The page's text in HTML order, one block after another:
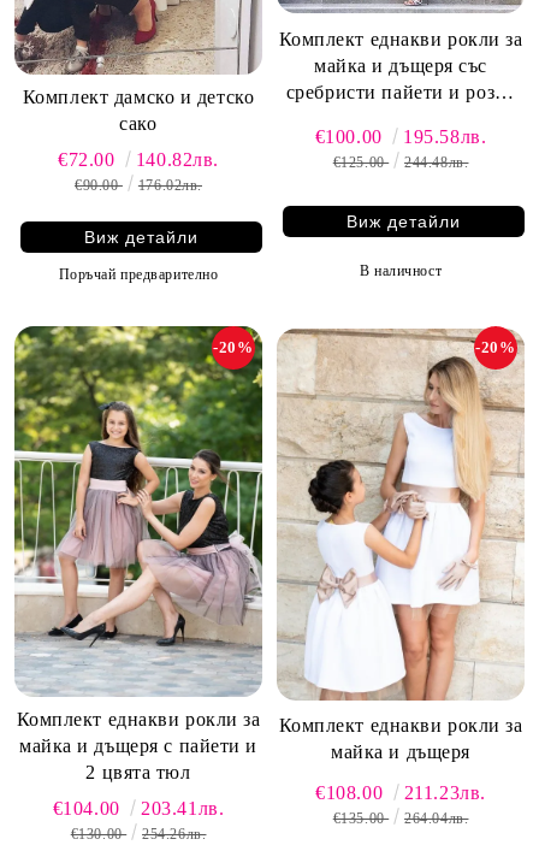
Комплект дамско и детско
сако
€72.00 140.82лв.
€90.00 176.02лв.
Виж детайли
Поръчай предварително
Комплект еднакви рокли за
майка и дъщеря със
сребристи пайети и розов
€100.00 195.58лв.
€125.00 244.48лв.
Виж детайли
В наличност
Комплект еднакви рокли за
майка и дъщеря с пайети и
2 цвята тюл
-20%
€104.00 203.41лв.
€130.00 254.26лв.
Комплект еднакви рокли за
майка и дъщеря
-20%
€108.00 211.23лв.
€135.00 264.04лв.